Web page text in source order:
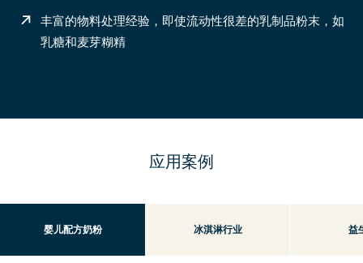
丰富的物料处理经验，即使流动性很差的乳制品粉末，如
乳糖和麦芽糊精
应用案例
婴儿配方奶粉 冰淇淋行业 益